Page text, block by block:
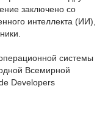
заключено со
интеллекта (ИИ),
системы
Всемирной
Developers